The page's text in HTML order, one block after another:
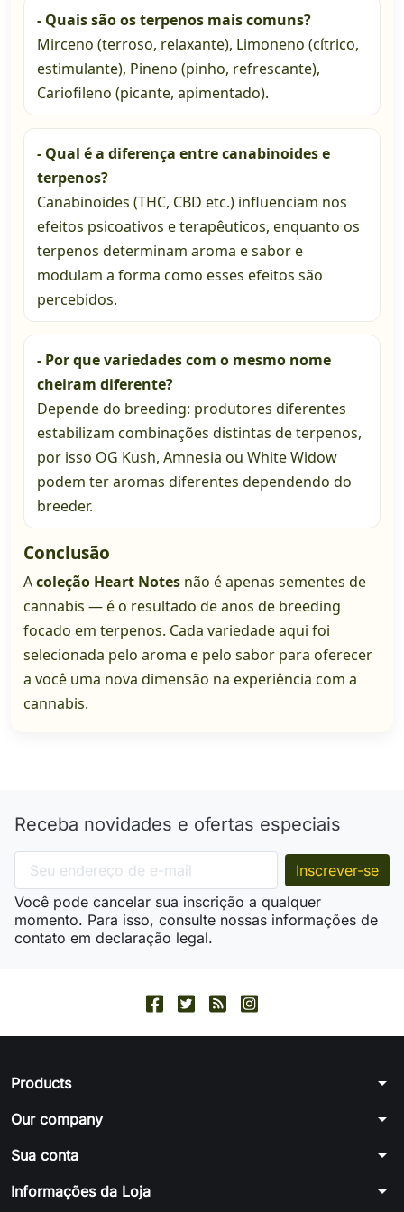
- Quais são os terpenos mais comuns?
Mirceno (terroso, relaxante), Limoneno (cítrico,
estimulante), Pineno (pinho, refrescante),
Cariofileno (picante, apimentado).
- Qual é a diferença entre canabinoides e
terpenos?
Canabinoides (THC, CBD etc.) influenciam nos
efeitos psicoativos e terapêuticos, enquanto os
terpenos determinam aroma e sabor e
modulam a forma como esses efeitos são
percebidos.
- Por que variedades com o mesmo nome
cheiram diferente?
Depende do breeding: produtores diferentes
estabilizam combinações distintas de terpenos,
por isso OG Kush, Amnesia ou White Widow
podem ter aromas diferentes dependendo do
breeder.
Conclusão
Acoleção Heart Notes não é apenas sementes de
cannabis — é o resultado de anos de breeding
focado em terpenos. Cada variedade aqui foi
selecionada pelo aroma e pelo sabor para oferecer
a você uma nova dimensão na experiência com a
cannabis.
Receba novidades e ofertas especiais
Você pode cancelar sua inscrição a qualquer
momento. Para isso, consulte nossas informações de
contato em declaração legal.
Products arrow_drop_down
Our company arrow_drop_down
Sua conta arrow_drop_down
Informações da Loja arrow_drop_down